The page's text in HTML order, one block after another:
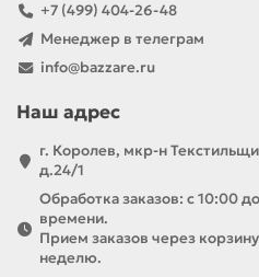
+7 (499) 404-26-48
Менеджер в телеграм
info@bazzare.ru
Наш адрес
г. Королев, мкр-н
д.24/1
Обработка заказов: с 10:00
времени.
Прием заказов через
неделю.